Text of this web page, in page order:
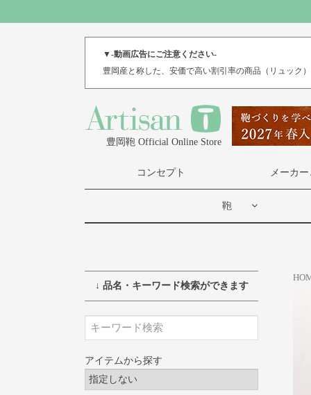
▼-動画広告にご注意ください-
豊岡産と称した、安価で高い割引率の商品（リュック
豊岡鞄 Official Online Store
コンセプト メーカ
鞄
↓ 品名・キーワード検索ができます
アイテムから探す